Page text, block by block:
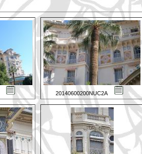
20140600200NUC2A